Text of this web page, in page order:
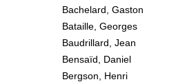
Bachelard, Gaston
Bataille, Georges
Baudrillard, Jean
Bensaïd, Daniel
Bergson, Henri